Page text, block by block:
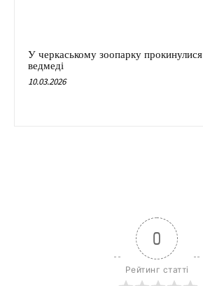
У черкаському зоопарку прокинулися
ведмеді
10.03.2026
0
Рейтинг статті